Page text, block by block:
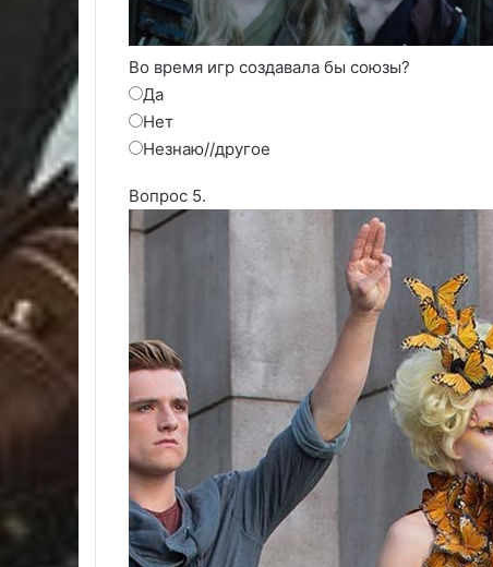
Во время игр создавала бы союзы?
Да
Нет
Незнаю//другое
Вопрос 5.